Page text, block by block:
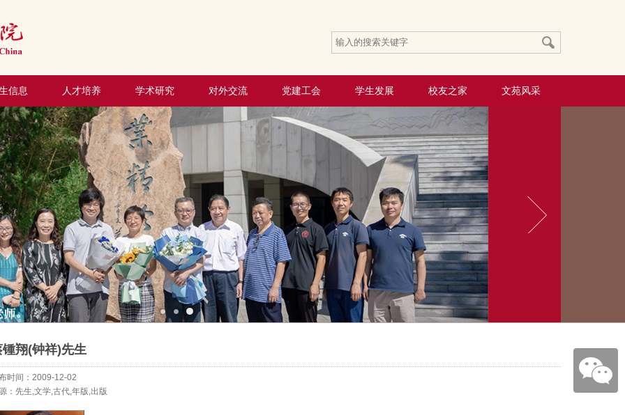
信息 人才培养 学术研究 对外交流 党建工会 学生发展 校友之家 文苑风采
锺翔(钟祥)先生
时间：2009-12-02
：先生,文学,古代,年版,出版